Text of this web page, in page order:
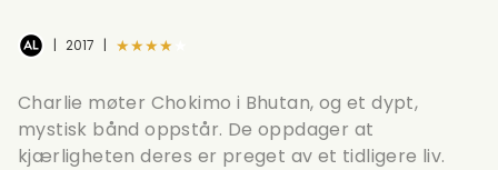
| 2017 | ★★★★★
Charlie møter Chokimo i Bhutan, og et dypt,
mystisk bånd oppstår. De oppdager at
kjærligheten deres er preget av et tidligere liv.